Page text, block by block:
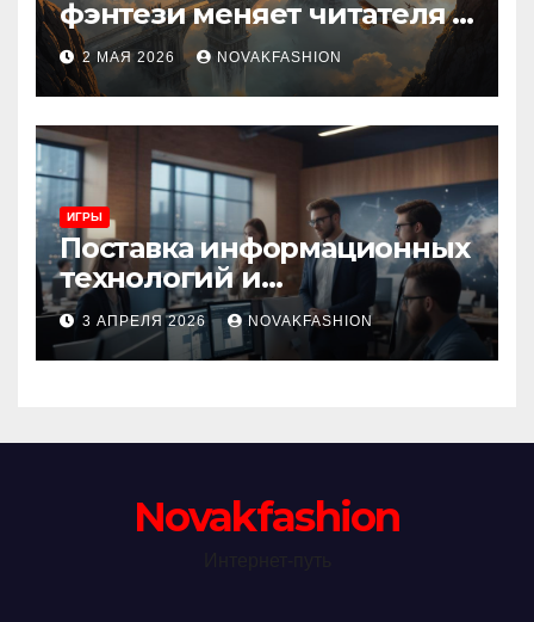
фэнтези меняет читателя и
культуру
2 МАЯ 2026 NOVAKFASHION
ИГРЫ
Поставка информационных
технологий и
инновационные решения
3 АПРЕЛЯ 2026 NOVAKFASHION
Novakfashion